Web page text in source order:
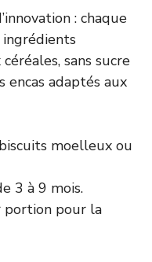
: chaque
sans sucre
encas adaptés aux
moelleux ou
3 à 9 mois.
portion pour la